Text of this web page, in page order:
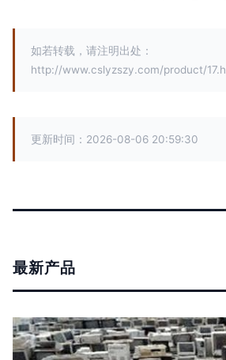
如若转载，请注明出处：
http://www.cslyzszy.com/product/
更新时间：2026-08-06 20:59:30
最新产品